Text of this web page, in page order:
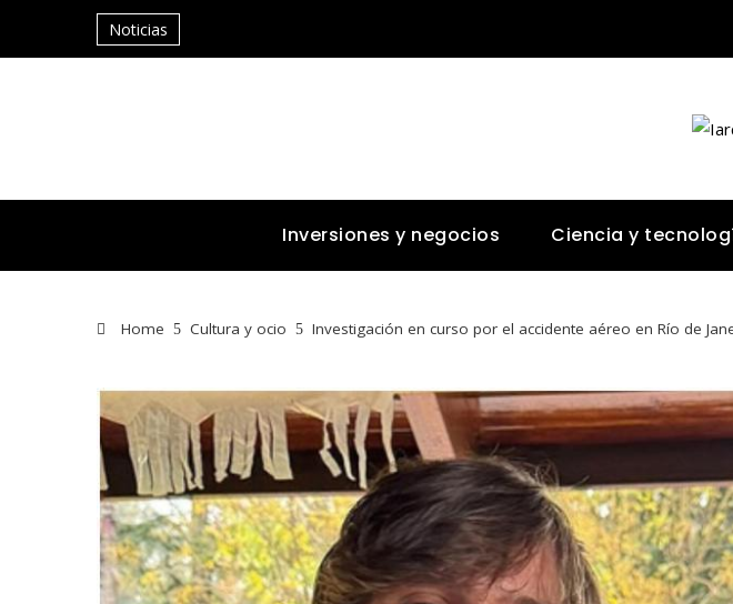
Noticias
Inversiones y negocios Ciencia y
Home Cultura y ocio Investigación en curso por el accidente aéreo en Río de